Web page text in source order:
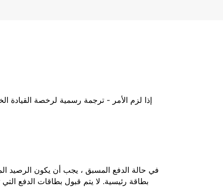
إذا لزم الأمر - ترجمة رسمية لرخصة القيادة
بطاقة رئيسية. لا يتم قبول بطاقات الدفع